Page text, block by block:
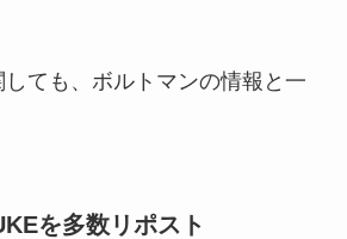
ても、ボルトマンの情報と一
を多数リポスト